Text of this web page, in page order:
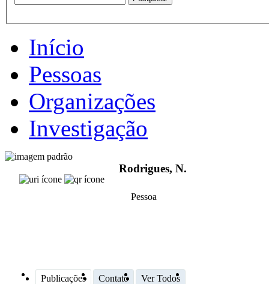
Início
Pessoas
Organizações
Investigação
Rodrigues, N.
Pessoa
Publicações Contato Ver Todos